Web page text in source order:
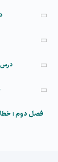
درس
فصل دوم :